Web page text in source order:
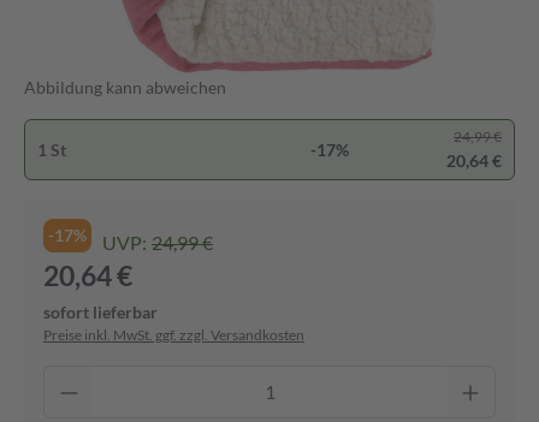
Abbildung kann abweichen
1 St -17%
24,99 €
20,64 €
-17% UVP: 24,99 €
20,64 €
sofort lieferbar
Preise inkl. MwSt. ggf. zzgl. Versandkosten